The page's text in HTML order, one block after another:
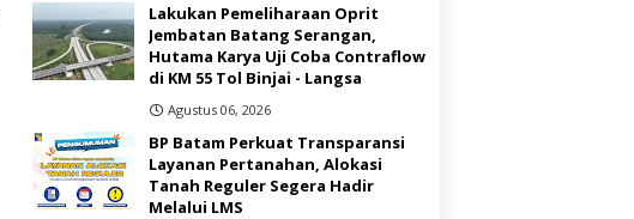
Lakukan Pemeliharaan Oprit
Jembatan Batang Serangan,
Hutama Karya Uji Coba Contraflow
di KM 55 Tol Binjai - Langsa
Agustus 06, 2026
BP Batam Perkuat Transparansi
Layanan Pertanahan, Alokasi
Tanah Reguler Segera Hadir
Melalui LMS